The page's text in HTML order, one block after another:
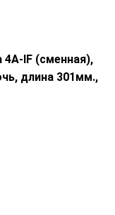
4A-IF (сменная),
длина 301мм.,